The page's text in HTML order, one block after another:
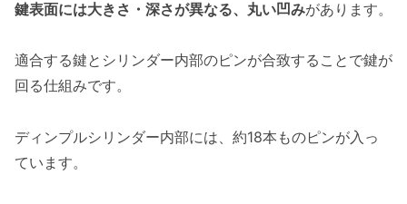
鍵表面には大きさ・深さが異なる、丸い凹みがあります。
適合する鍵とシリンダー内部のピンが合致することで鍵が
回る仕組みです。
ディンプルシリンダー内部には、約18本ものピンが入っ
ています。